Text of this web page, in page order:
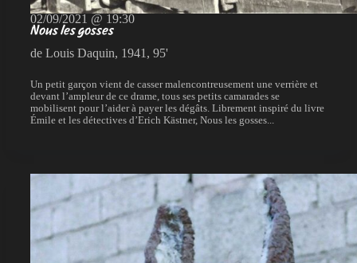
02/09/2021 @ 19:30
Nous les gosses
de Louis Daquin, 1941, 95'
Un petit garçon vient de casser malencontreusement une verrière et
devant l’ampleur de ce drame, tous ses petits camarades se
mobilisent pour l’aider à payer les dégâts. Librement inspiré du livre
Émile et les détectives d’Erich Kästner, Nous les gosses...